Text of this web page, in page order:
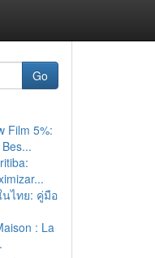
Go
Film 5%:
ไทย: คู่มือ
: La